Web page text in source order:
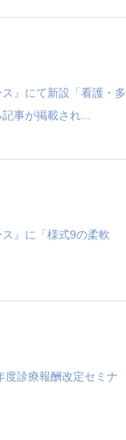
』にて新設「看護・多
事が掲載され...
』に「様式9の柔軟
度診療報酬改定セミナ